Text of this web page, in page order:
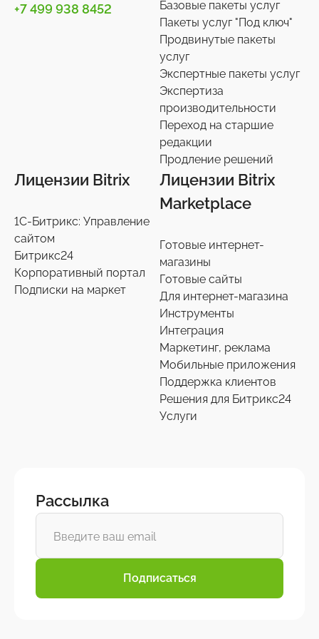
Телефония3
Настройки интеграций с маркетплайсами
Экспертиза производительности 9
Переход на старшие редакции8
+7 499 938 8452
Базовые пакеты услуг
Пакеты услуг "Под ключ"
Продвинутые пакеты
услуг
Экспертные пакеты услуг
Экспертиза
производительности
Переход на старшие
редакции
Продление решений
Лицензии Bitrix
1С-Битрикс: Управление
сайтом
Битрикс24
Корпоративный портал
Подписки на маркет
Лицензии Bitrix
Marketplace
Готовые интернет-
магазины
Готовые сайты
Для интернет-магазина
Инструменты
Интеграция
Маркетинг, реклама
Мобильные приложения
Поддержка клиентов
Решения для Битрикс24
Услуги
Рассылка
Подписаться